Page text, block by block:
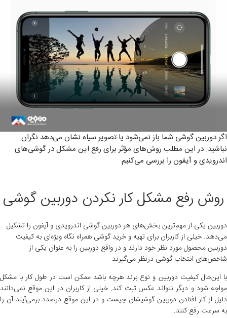
اگر دوربین گوشی شما باز نمی‌شود یا تصویر سیاه نشان می‌دهد نگران
نباشید. در این مطلب روش‌های مؤثر برای رفع این مشکل در گوشی‌های
اندرویدی و آیفون را بررسی می‌کنیم
روش رفع مشکل کار نکردن دوربین گوشی
دوربین یکی از مهم‌ترین بخش‌های هر دوربین گوشی اندرویدی و آیفون را تشکیل
می‌دهد. خیلی از کاربران برای تهیه و خرید گوشی همراه نگاه ویژه‌ای به کیفیت
دوربین محصول مورد نظر خود دارند و در واقع دوربین را به عنوان یکی از
شاخص‌های انتخاب گوشی درنظر می‌گیرند.
با این‌حال کیفیت دوربین و نوع برند هرچه باشد ممکن است در طول کار با مشکل
مواجه شود و دیگر نتواند عکس ثبت کند. خیلی از کاربران در این موقع نمی‌دانند
دلیل از کار افتادن دوربین گوشیشان چیست و در این موقع درصدد برمی‌آیند آن را
به سرعت رفع کنند.